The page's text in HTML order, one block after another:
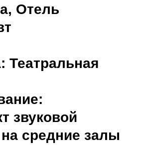
Отель
Театральная
звуковой
средние залы